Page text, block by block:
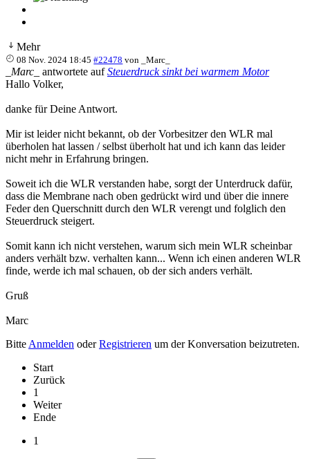
Mehr
08 Nov. 2024 18:45 #22478 von _Marc_
_Marc_ antwortete aufSteuerdruck sinkt bei warmem Motor
Hallo Volker,
danke für Deine Antwort.
Mir ist leider nicht bekannt, ob der Vorbesitzer den WLR mal
überholen hat lassen / selbst überholt hat und ich kann das leider
nicht mehr in Erfahrung bringen.
Soweit ich die WLR verstanden habe, sorgt der Unterdruck dafür,
dass die Membrane nach oben gedrückt wird und über die innere
Feder den Querschnitt durch den WLR verengt und folglich den
Steuerdruck steigert.
Somit kann ich nicht verstehen, warum sich mein WLR scheinbar
anders verhält bzw. verhalten kann... Wenn ich einen anderen WLR
finde, werde ich mal schauen, ob der sich anders verhält.
Gruß
Marc
Bitte Anmelden oderRegistrieren um der Konversation beizutreten.
Start
Zurück
1
Weiter
Ende
1